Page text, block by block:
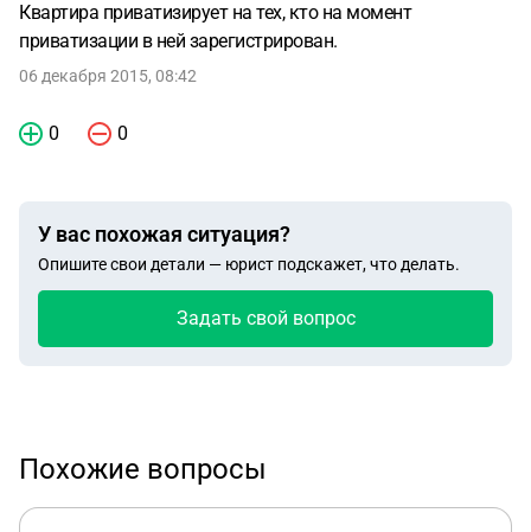
Квартира приватизирует на тех, кто на момент
приватизации в ней зарегистрирован.
06 декабря 2015, 08:42
0 0
У вас похожая ситуация?
Опишите свои детали — юрист подскажет, что делать.
Задать свой вопрос
Похожие вопросы